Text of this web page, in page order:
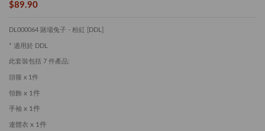
$89.90
DL000064 賭場兔子 - 粉紅 [DDL]
* 適用於 DDL
此套裝包括 7 件產品:
頭箍 x 1件
領飾 x 1件
手袖 x 1件
連體衣 x 1件